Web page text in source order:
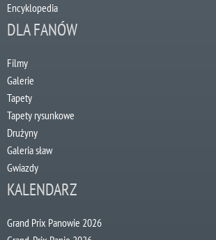
Encyklopedia
DLA FANÓW
Filmy
Galerie
Tapety
Tapety rysunkowe
Drużyny
Galeria sław
Gwiazdy
KALENDARZ
Grand Prix Panowie 2026